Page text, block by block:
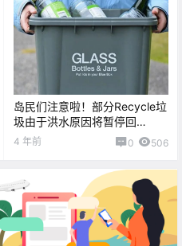
岛民们注意啦！部分Recycle垃
圾由于洪水原因将暂停回
收！！
4 年前 0 506